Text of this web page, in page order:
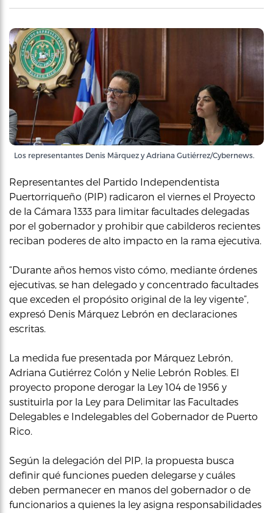
Los representantes Denis Märquez y Adriana Gutiérrez/Cybernews.
Representantes del Partido Independentista
Puertorriqueño (PIP) radicaron el viernes el Proyecto
de la Cámara 1333 para limitar facultades delegadas
por el gobernador y prohibir que cabilderos recientes
reciban poderes de alto impacto en la rama ejecutiva.
“Durante años hemos visto cómo, mediante órdenes
ejecutivas, se han delegado y concentrado facultades
que exceden el propósito original de la ley vigente”,
expresó Denis Márquez Lebrón en declaraciones
escritas.
La medida fue presentada por Márquez Lebrón,
Adriana Gutiérrez Colón y Nelie Lebrón Robles. El
proyecto propone derogar la Ley 104 de 1956 y
sustituirla por la Ley para Delimitar las Facultades
Delegables e Indelegables del Gobernador de Puerto
Rico.
Según la delegación del PIP, la propuesta busca
definir qué funciones pueden delegarse y cuáles
deben permanecer en manos del gobernador o de
funcionarios a quienes la ley asigna responsabilidades